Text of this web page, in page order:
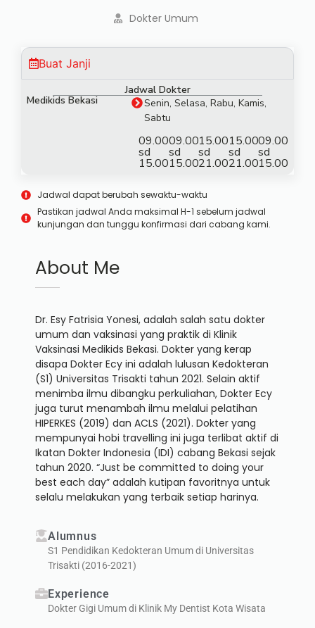
Dokter Umum
Buat Janji
Jadwal Dokter
Medikids Bekasi
Senin, Selasa, Rabu, Kamis,
Sabtu
09.00
sd
15.00
09.00
sd
15.00
15.00
sd
21.00
15.00
sd
21.00
09.00
sd
15.00
Jadwal dapat berubah sewaktu-waktu
Pastikan jadwal Anda maksimal H-1 sebelum jadwal
kunjungan dan tunggu konfirmasi dari cabang kami.
About Me
Dr. Esy Fatrisia Yonesi, adalah salah satu dokter
umum dan vaksinasi yang praktik di Klinik
Vaksinasi Medikids Bekasi. Dokter yang kerap
disapa Dokter Ecy ini adalah lulusan Kedokteran
(S1) Universitas Trisakti tahun 2021. Selain aktif
menimba ilmu dibangku perkuliahan, Dokter Ecy
juga turut menambah ilmu melalui pelatihan
HIPERKES (2019) dan ACLS (2021). Dokter yang
mempunyai hobi travelling ini juga terlibat aktif di
Ikatan Dokter Indonesia (IDI) cabang Bekasi sejak
tahun 2020. “Just be committed to doing your
best each day” adalah kutipan favoritnya untuk
selalu melakukan yang terbaik setiap harinya.
Alumnus
S1 Pendidikan Kedokteran Umum di Universitas
Trisakti (2016-2021)
Experience
Dokter Gigi Umum di Klinik My Dentist Kota Wisata